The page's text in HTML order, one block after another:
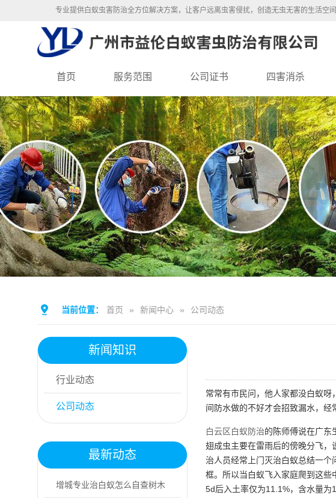
专业提供白蚁虫害防治全方位解决方案，让客户远离虫害侵扰，创造无虫无害的生活空间
首页 服务范围 公司证书 四害消杀
当前位置： 首页 » 新闻中心 » 公司动态
新闻知识
行业动态
公司动态
最新动态
增城专业治白蚁怎么自查树木
常常有市民问，他人家都没白蚁
间防水做的不好才会招致漏水，经
白云区白蚁防治的陈师傅说在广东
翅成虫主要在雷雨后的傍晚分飞
治人员经常上门灭治白蚁总结一个
框。所以当白蚁飞入家庭爬到这些
5d后入土率仅为11.1%，含水量为